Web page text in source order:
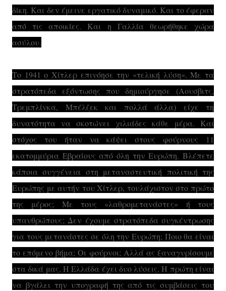
δίκη. Και δεν έμεινε εργατικό δυναμικό. Και το έφεραν
από τις αποικίες. Και η Γαλλία θεωρήθηκε χώρα
ασύλου.
Το 1941 ο Χίτλερ επινόησε την «τελική λύση«. Με τα
στρατόπεδα εξόντωσης που δημιούργησε (Αουσβιτς,
Τρεμπλίνκα, Μπέλζεκ και πολλά άλλα) είχε τη
δυνατότητα να σκοτώνει χιλιάδες κάθε μέρα. Και
στόχος του ήταν να κάψει στους φούρνους 11
εκατομμύρια Εβραίους από όλη την Ευρώπη. Βλέπετε
κάποια συγγένεια στη μεταναστευτική πολιτική της
Ευρώπης με αυτήν του Χίτλερ, τουλάχιστον στο πρώτο
της μέρος; Με τους «λαθρομετανάστες» ή τους
υπανθρώπους; Δεν έχουμε στρατόπεδα συγκέντρωσης
για τους μετανάστες σε όλη την Ευρώπη; Ποιο θα είναι
το επόμενο βήμα; Οι φούρνοι; Αλλά ας ξαναγυρίσουμε
στα δικά μας. Η Ελλάδα έχει δυο λύσεις. Η πρώτη είναι
να βγάλει την υπογραφή της από τις συμβάσεις του